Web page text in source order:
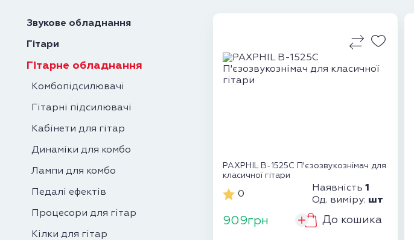
Звукове обладнання
Гітари
Гітарне обладнання
Комбопідсилювачі
Гітарні підсилювачі
Кабінети для гітар
Динаміки для комбо
Лампи для комбо
Педалі ефектів
Процесори для гітар
Кілки для гітар
PAXPHIL B-1525C П'єзозвукознімач для
класичної гітари
0
Наявність1
Од. виміру: шт
909грн До кошика